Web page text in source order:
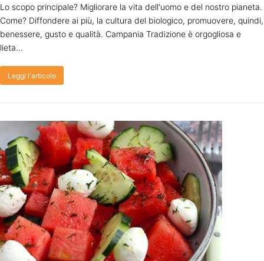
Lo scopo principale? Migliorare la vita dell'uomo e del nostro pianeta.
Come? Diffondere ai più, la cultura del biologico, promuovere, quindi,
benessere, gusto e qualità. Campania Tradizione è orgogliosa e
lieta…
Leggi l'articolo